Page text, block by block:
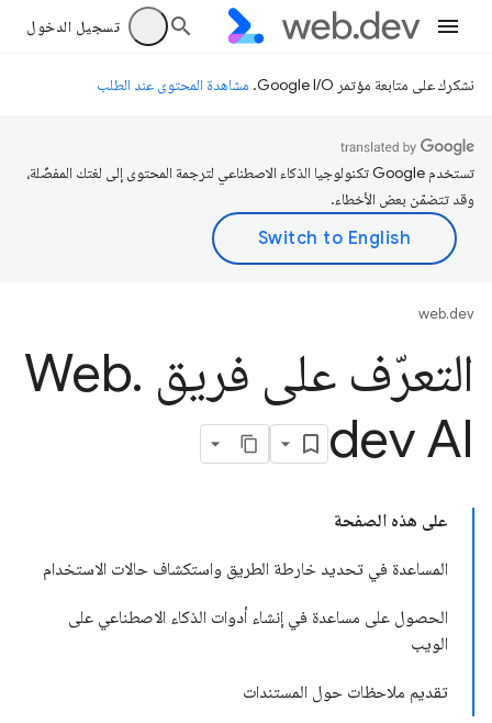
تسجيل الدخول
نشكرك على متابعة مؤتمر Google I/O. مشاهدة المحتوى عند الطلب
تستخدم Google تكنولوجيا الذكاء الاصطناعي لترجمة المحتوى إلى لغتك المفضّلة،
وقد تتضمّن بعض الأخطاء.
web.dev
التعرّف على فريق Web .
dev AI
على هذه الصفحة
المساعدة في تحديد خارطة الطريق واستكشاف حالات الاستخدام
الحصول على مساعدة في إنشاء أدوات الذكاء الاصطناعي على
الويب
تقديم ملاحظات حول المستندات